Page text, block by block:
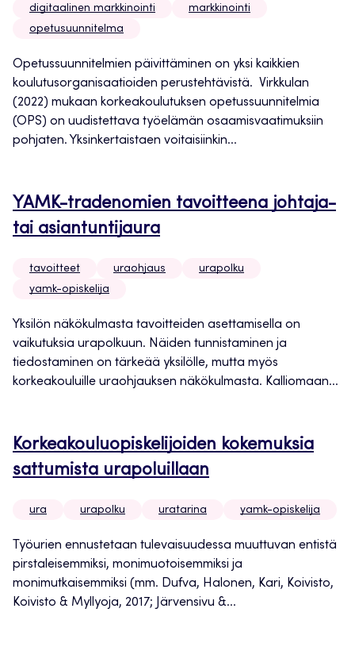
digitaalinen markkinointi
markkinointi
opetusuunnitelma
Opetussuunnitelmien päivittäminen on yksi kaikkien
koulutusorganisaatioiden perustehtävistä. Virkkulan
(2022) mukaan korkeakoulutuksen opetussuunnitelmia
(OPS) on uudistettava työelämän osaamisvaatimuksiin
pohjaten. Yksinkertaistaen voitaisiinkin...
YAMK-tradenomien tavoitteena johtaja-
tai asiantuntijaura
tavoitteet uraohjaus
urapolku
yamk-opiskelija
Yksilön näkökulmasta tavoitteiden asettamisella on
vaikutuksia urapolkuun. Näiden tunnistaminen ja
tiedostaminen on tärkeää yksilölle, mutta myös
korkeakouluille uraohjauksen näkökulmasta. Kalliomaan...
Korkeakouluopiskelijoiden kokemuksia
sattumista urapoluillaan
ura urapolku uratarina yamk-opiskelija
Työurien ennustetaan tulevaisuudessa muuttuvan entistä
pirstaleisemmiksi, monimuotoisemmiksi ja
monimutkaisemmiksi (mm. Dufva, Halonen, Kari, Koivisto,
Koivisto & Myllyoja, 2017; Järvensivu &...